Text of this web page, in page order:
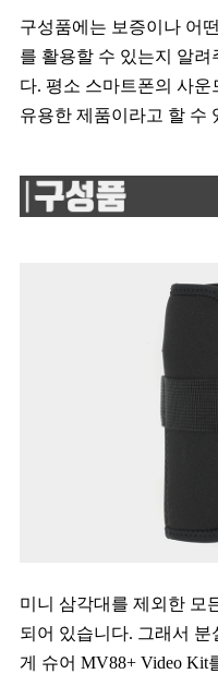
구성품에는 보증이나 어
를 활용할 수 있는지 알려
다. 평소 스마트폰의 사운
유용한 제품이라고 할 수
미니 삼각대를 제외한 모
되어 있습니다. 그래서
게 슈어 MV88+ Video Kit